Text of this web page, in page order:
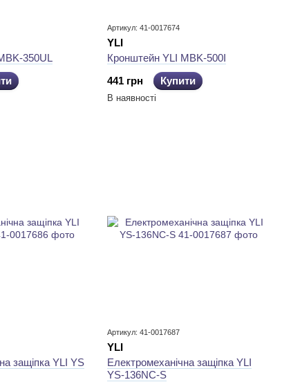
350UL
Артикул: 41-0017674
YLI
Кронштейн YLI MBK-500I
441 грн
Купити
В наявності
защіпка YLI YS
Артикул: 41-0017687
YLI
Електромеханічна защіпка YLI
YS-136NC-S